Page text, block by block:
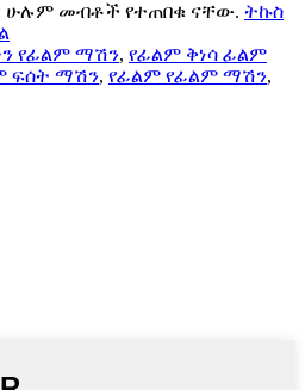
ሁሉም መብቶች የተጠበቁ ናቸው. ትኩስ
የፊልም ማሽን, የፊልም ቅነሳ ፊልም
ፍሰት ማሽን, የፊልም የፊልም ማሽን,